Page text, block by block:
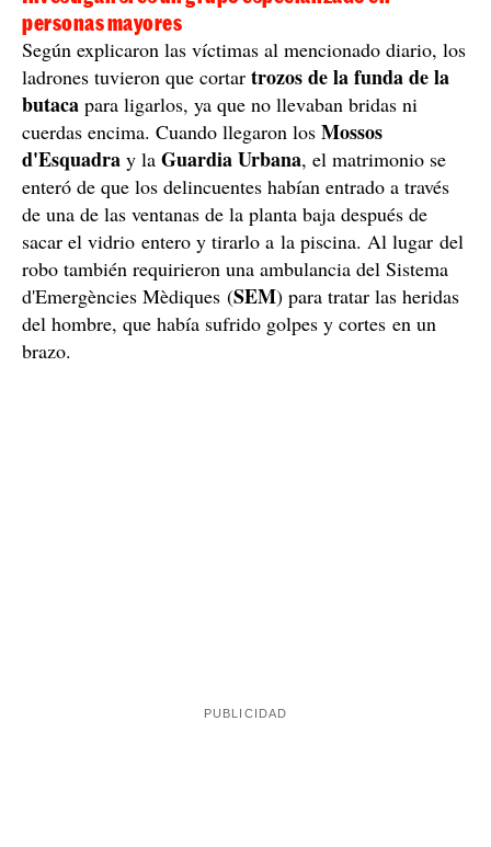
personas mayores
Según explicaron las víctimas al mencionado diario, los
ladrones tuvieron que cortar trozos de la funda de la
butaca para ligarlos, ya que no llevaban bridas ni
cuerdas encima. Cuando llegaron los Mossos
d'Esquadra y la Guardia Urbana, el matrimonio se
enteró de que los delincuentes habían entrado a través
de una de las ventanas de la planta baja después de
sacar el vidrio entero y tirarlo a la piscina. Al lugar del
robo también requirieron una ambulancia del Sistema
d'Emergències Mèdiques (SEM) para tratar las heridas
del hombre, que había sufrido golpes y cortes en un
brazo.